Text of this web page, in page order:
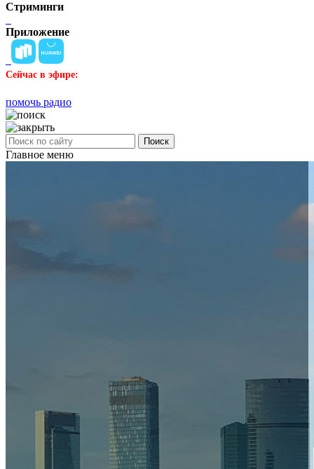
Стриминги
Приложение
Сейчас в эфире:
помочь радио
Поиск
Главное меню